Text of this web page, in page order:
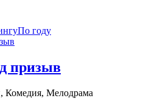
По году
призыв
Мелодрама